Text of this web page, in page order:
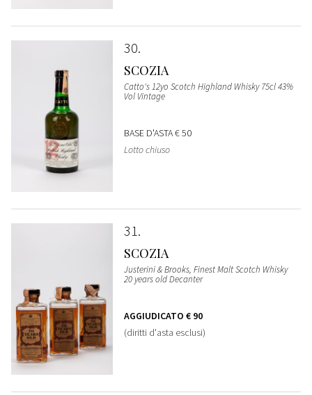
30
SCOZIA
Catto's 12yo Scotch Highland Whisky 75cl 43%
Vol Vintage
BASE D'ASTA€ 50
Lotto chiuso
31
SCOZIA
Justerini & Brooks, Finest Malt Scotch Whisky
20 years old Decanter
AGGIUDICATO € 90
(diritti d'asta esclusi)